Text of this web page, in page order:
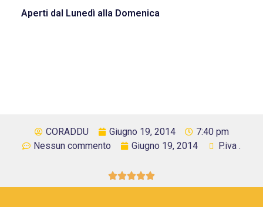
Aperti dal Lunedì alla Domenica
CORADDU Giugno 19, 2014
7:40 pm
Nessun commento
Giugno 19, 2014 P.iva .
